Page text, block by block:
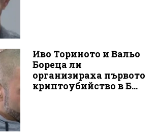
Иво Ториното и Вальо
Бореца ли
организираха първото
криптоубийство в Б...